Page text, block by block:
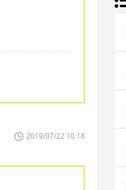
2019/07/22 10:18